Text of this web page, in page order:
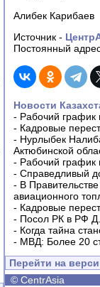
Алибек Карибаев
Источник -
Постоянный
Новости
- Рабочий график
- Кадровые
- Нурлыбек
Актюбинской
- Рабочий график
- Справедливый
- В
авиационного
- Кадровые
- Посол РК в РФ
- Когда тайна
- МВД: Более 20
Перейти на
© CentrAsia